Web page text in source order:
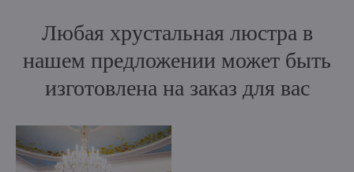
Любая хрустальная люстра в
нашем предложении может быть
изготовлена на заказ для вас